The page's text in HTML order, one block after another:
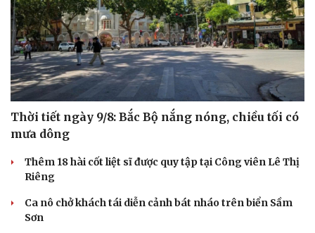
Du lịch
Săn Tour
check-in
Podcast
Đọc truyện đêm khuya
Thời tiết ngày 9/8: Bắc Bộ nắng nóng, chiều tối có
mưa dông
Thêm 18 hài cốt liệt sĩ được quy tập tại Công viên Lê Thị
Riêng
Ca nô chở khách tái diễn cảnh bát nháo trên biển Sầm
Sơn